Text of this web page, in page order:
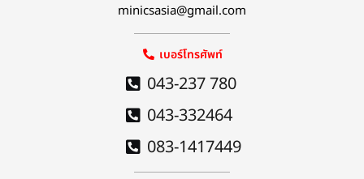
minicsasia@gmail.com
เบอร์โทรศัพท์
043-237 780
043-332464
083-1417449